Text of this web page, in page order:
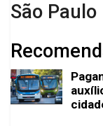
São Paulo